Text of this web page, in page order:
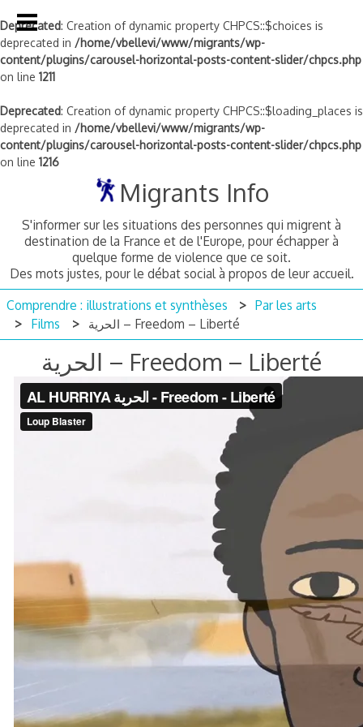
Deprecated: Creation of dynamic property CHPCS::$choices is
deprecated in /home/vbellevi/www/migrants/wp-
content/plugins/carousel-horizontal-posts-content-slider/chpcs.php
on line 1211
Deprecated: Creation of dynamic property CHPCS::$loading_places is
deprecated in /home/vbellevi/www/migrants/wp-
content/plugins/carousel-horizontal-posts-content-slider/chpcs.php
on line 1216
Migrants Info
S'informer sur les situations des personnes qui migrent à
destination de la France et de l'Europe, pour échapper à
quelque forme de violence que ce soit.
Des mots justes, pour le débat social à propos de leur accueil.
Comprendre : illustrations et synthèses
Par les arts
Films
الحریة – Freedom – Liberté
الحریة – Freedom – Liberté